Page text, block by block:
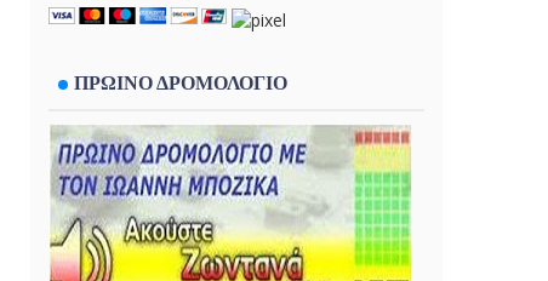
ΠΡΩΙΝΟ ΔΡΟΜΟΛΟΓΙΟ